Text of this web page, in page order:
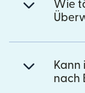
Wie
Kann
nach